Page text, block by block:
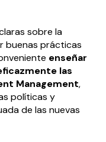
sobre la
buenas prácticas
enseñar
las
Management,
políticas y
de las nuevas